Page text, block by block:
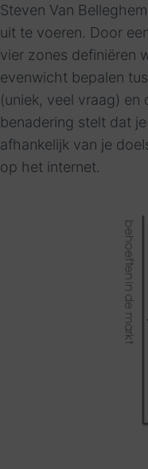
Steven Van
uit te voeren. Door
vier zones definiëren
evenwicht bepalen
(uniek, veel vraag) en
benadering stelt dat
afhankelijk van je
op het internet.